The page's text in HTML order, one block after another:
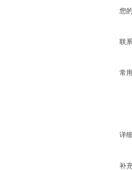
您
联
常
详
补